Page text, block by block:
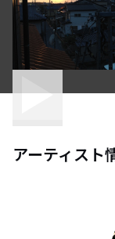
アーティスト